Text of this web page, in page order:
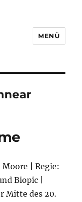
MENÜ
| Regie:
Biopic |
Mitte des 20.